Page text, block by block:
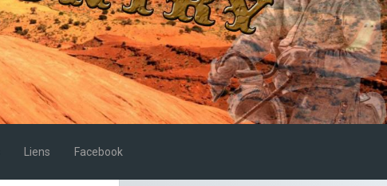
Liens Facebook